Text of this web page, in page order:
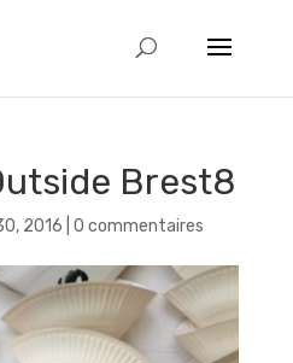
Brest8
2016 0 commentaires